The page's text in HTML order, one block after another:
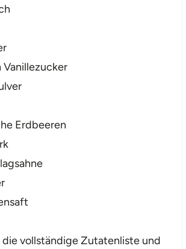
Vanillezucker
Erdbeeren
vollständige Zutatenliste und